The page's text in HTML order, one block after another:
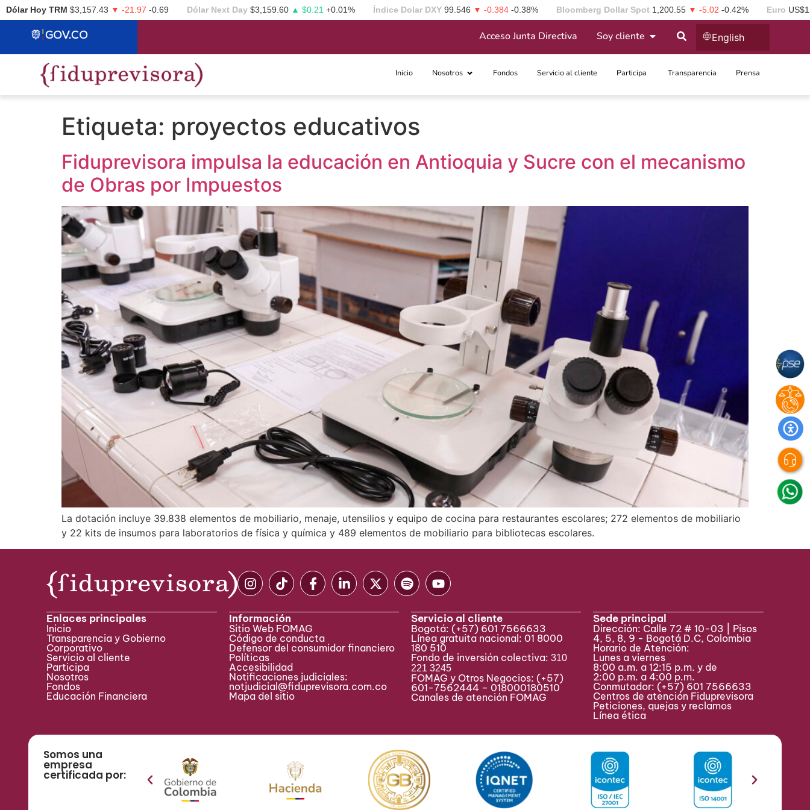
Dólar Hoy TRM $3,157.43 ▼ -21.97 -0.69 Dólar Next Day $3,159.60 ▲ $0.21 +0.01% Índice Dolar DXY 99.546 ▼ -0.384 -0.38% Bloomberg Dollar Spot 1,200.55 ▼ -5.02 -0.42% Euro
Acceso Junta Directiva Soy cliente English
Inicio Nosotros Fondos Servicio al cliente Participa ​ Transparencia Prensa
Etiqueta: proyectos educativos
Fiduprevisora impulsa la educación en Antioquia y Sucre con el mecanismo
de Obras por Impuestos
La dotación incluye 39.838 elementos de mobiliario, menaje, utensilios y equipo de cocina para restaurantes escolares; 272 elementos de mobiliario
y 22 kits de insumos para laboratorios de física y química y 489 elementos de mobiliario para bibliotecas escolares.
Enlaces principales
Inicio
Transparencia y Gobierno
Corporativo
Servicio al cliente
Participa ​
Nosotros
Fondos
Educación Financiera
Información
Sitio Web FOMAG
Código de conducta
Defensor del consumidor financiero
Políticas
Accesibilidad
Notificaciones judiciales:
notjudicial@fiduprevisora.com.co
Mapa del sitio
Servicio al cliente
Bogotá: (+57) 601 7566633
Línea gratuita nacional: 01 8000
180 510
Fondo de inversión colectiva: 310
221 3245
FOMAG y Otros Negocios: (+57)
601-7562444 – 018000180510
Canales de atención FOMAG
Sede principal
Dirección: Calle 72 # 10-03 | Pisos
4, 5, 8, 9 - Bogotá D.C, Colombia
Horario de Atención:
Lunes a viernes
8:00 a.m. a 12:15 p.m. y de
2:00 p.m. a 4:00 p.m.
Conmutador: (+57) 601 7566633
Centros de atención Fiduprevisora
Peticiones, quejas y reclamos
Línea ética
Somos una
empresa
certificada por: